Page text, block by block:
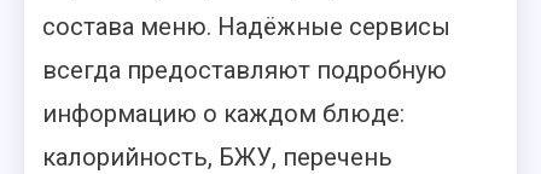
состава меню. Надёжные сервисы
всегда предоставляют подробную
информацию о каждом блюде:
калорийность, БЖУ, перечень